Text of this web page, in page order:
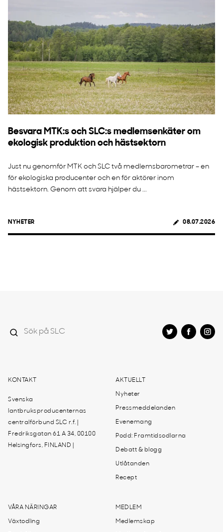
Besvara MTK:s och SLC:s medlemsenkäter om
ekologisk produktion och hästsektorn
Just nu genomför MTK och SLC två medlemsbarometrar – en
för ekologiska producenter och en för aktörer inom
hästsektorn. Genom att svara hjälper du ...
NYHETER 08.07.2026
KONTAKT
Svenska
lantbruksproducenternas
centralförbund SLC r.f. |
Fredriksgatan 61 A 34, 00100
Helsingfors, FINLAND |
AKTUELLT
Nyheter
Pressmeddelanden
Evenemang
Podd: Framtidsodlarna
Debatt & blogg
Utlåtanden
Recept
VÅRA NÄRINGAR
Växtodling
MEDLEM
Medlemskap